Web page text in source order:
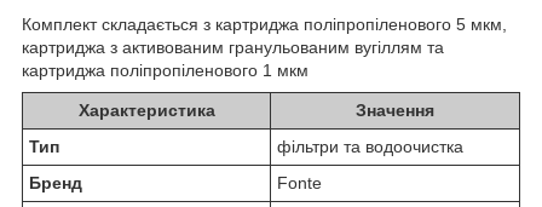
Комплект складається з картриджа поліпропіленового 5 мкм,
картриджа з активованим гранульованим вугіллям та
картриджа поліпропіленового 1 мкм
Характеристика
Значення
Тип
фільтри та водоочистка
Бренд
Fonte